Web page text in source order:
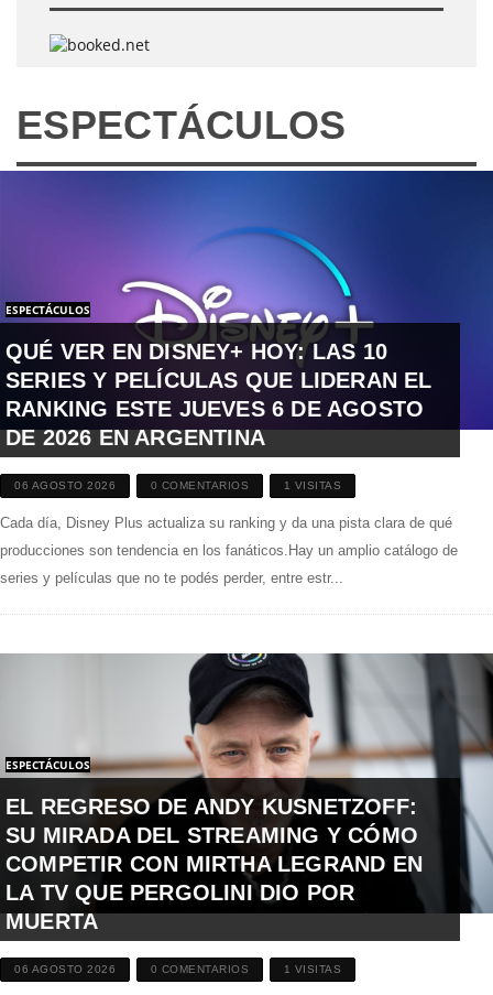
ESPECTÁCULOS
ESPECTÁCULOS
QUÉ VER EN DISNEY+ HOY: LAS 10
SERIES Y PELÍCULAS QUE LIDERAN EL
RANKING ESTE JUEVES 6 DE AGOSTO
DE 2026 EN ARGENTINA
06 AGOSTO 2026 0 COMENTARIOS 1 VISITAS
Cada día, Disney Plus actualiza su ranking y da una pista clara de qué
producciones son tendencia en los fanáticos.Hay un amplio catálogo de
series y películas que no te podés perder, entre estr...
ESPECTÁCULOS
EL REGRESO DE ANDY KUSNETZOFF:
SU MIRADA DEL STREAMING Y CÓMO
COMPETIR CON MIRTHA LEGRAND EN
LA TV QUE PERGOLINI DIO POR
MUERTA
06 AGOSTO 2026 0 COMENTARIOS 1 VISITAS